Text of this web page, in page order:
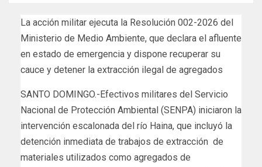
La acción militar ejecuta la Resolución 002-2026 del
Ministerio de Medio Ambiente, que declara el afluente
en estado de emergencia y dispone recuperar su
cauce y detener la extracción ilegal de agregados
SANTO DOMINGO.-Efectivos militares del Servicio
Nacional de Protección Ambiental (SENPA) iniciaron la
intervención escalonada del río Haina, que incluyó la
detención inmediata de trabajos de extracción de
materiales utilizados como agregados de